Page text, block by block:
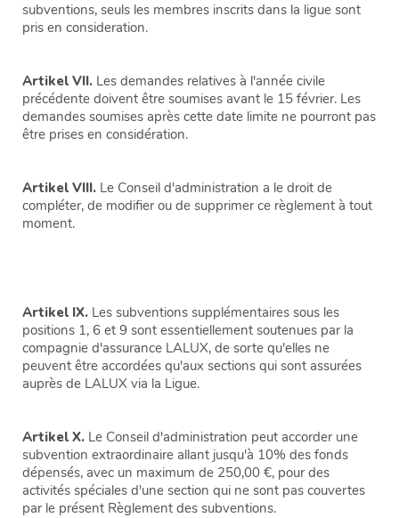
subventions, seuls les membres inscrits dans la ligue sont
pris en consideration.
Artikel VII. Les demandes relatives à l'année civile
précédente doivent être soumises avant le 15 février. Les
demandes soumises après cette date limite ne pourront pas
être prises en considération.
Artikel VIII. Le Conseil d'administration a le droit de
compléter, de modifier ou de supprimer ce règlement à tout
moment.
Artikel IX. Les subventions supplémentaires sous les
positions 1, 6 et 9 sont essentiellement soutenues par la
compagnie d'assurance LALUX, de sorte qu'elles ne
peuvent être accordées qu'aux sections qui sont assurées
auprès de LALUX via la Ligue.
Artikel X. Le Conseil d'administration peut accorder une
subvention extraordinaire allant jusqu'à 10% des fonds
dépensés, avec un maximum de 250,00 €, pour des
activités spéciales d'une section qui ne sont pas couvertes
par le présent Règlement des subventions.